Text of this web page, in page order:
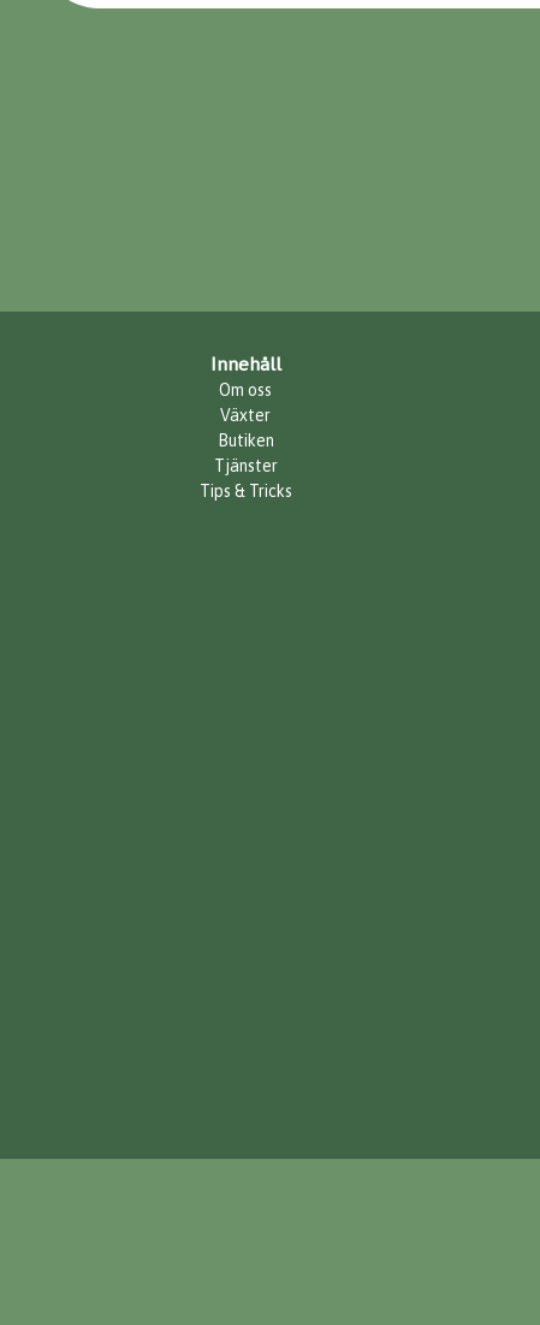
Innehåll
Om oss
Växter
Butiken
Tjänster
Tips & Tricks